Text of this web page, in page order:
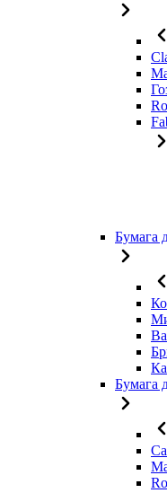
Бумага
Бумага